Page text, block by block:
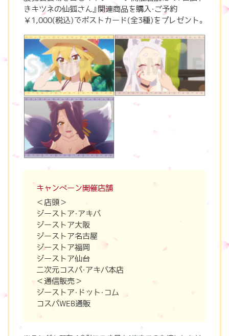
きキツネの仙狐さん』関連商品を購入・ご予約
￥1,000(税込)でポストカード(全3種)をプレゼント。
キャンペーン開催店舗
＜店頭＞
ジーストア・アキバ
ジーストア大阪
ジーストア名古屋
ジーストア福岡
ジーストア仙台
二次元コスパ・アキバ本店
＜通信販売＞
ジーストア・ドット・コム
コスパWEB通販